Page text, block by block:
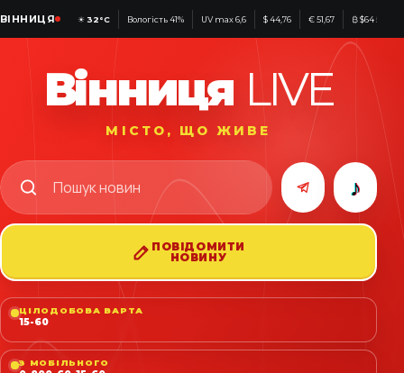
ВІННИЦЯ ☀ 32°C Вологість 41% UV max 6,6 $ 44,76 € 51,67 ₿ $64 583
Вінниця LIVE
МІСТО, ЩО ЖИВЕ
♪
ПОВІДОМИТИ
НОВИНУ
ЦІЛОДОБОВА ВАРТА
15-60
З МОБІЛЬНОГО